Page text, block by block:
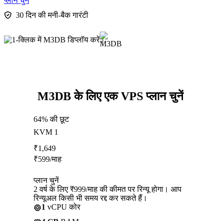
30 दिन की मनी-बैक गारंटी
M3DB के लिए एक VPS प्लान चुनें
64% की छूट
KVM 1
₹1,649
₹599/माह
प्लान चुनें
2 वर्ष के लिए ₹999/माह की कीमत पर रिन्यू होगा। आप
रिन्यूअल किसी भी समय रद्द कर सकते हैं।
1 vCPU कोर